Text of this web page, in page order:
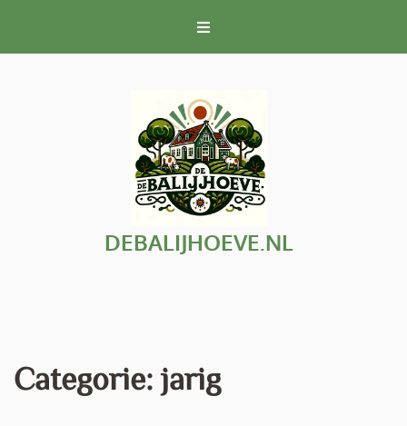
inhoud
DEBALIJHOEVE.NL
Categorie: jarig